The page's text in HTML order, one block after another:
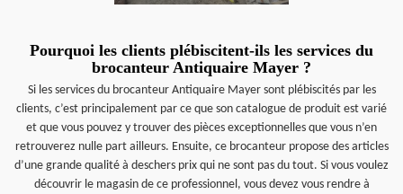
Pourquoi les clients plébiscitent-ils les services du
brocanteur Antiquaire Mayer ?
Si les services du brocanteur Antiquaire Mayer sont plébiscités par les
clients, c’est principalement par ce que son catalogue de produit est varié
et que vous pouvez y trouver des pièces exceptionnelles que vous n’en
retrouverez nulle part ailleurs. Ensuite, ce brocanteur propose des articles
d’une grande qualité à deschers prix qui ne sont pas du tout. Si vous voulez
découvrir le magasin de ce professionnel, vous devez vous rendre à